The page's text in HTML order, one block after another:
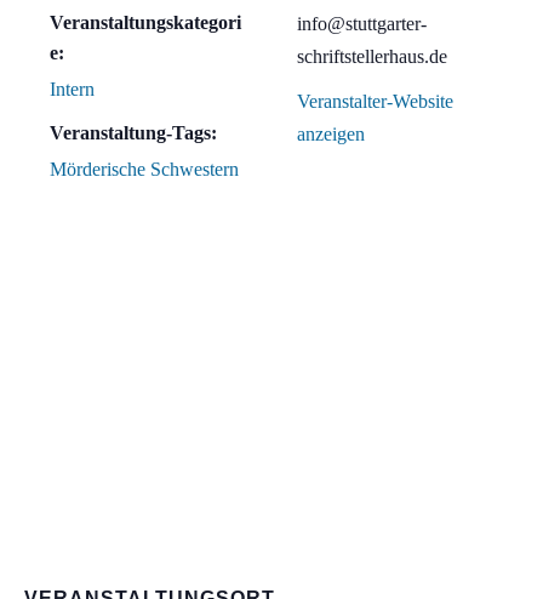
Veranstaltungskategori
e:
Intern
Veranstaltung-Tags:
Mörderische Schwestern
info@stuttgarter-
schriftstellerhaus.de
Veranstalter-Website
anzeigen